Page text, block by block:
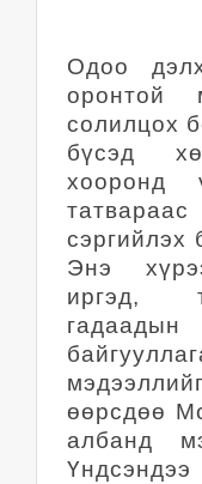
Одоо
оронтой
солилцох
бүсэд
хооронд
Энэ
иргэд,
өөрсдөө
албанд